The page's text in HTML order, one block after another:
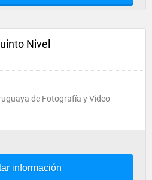
Nivel
de Fotografía y Video
información